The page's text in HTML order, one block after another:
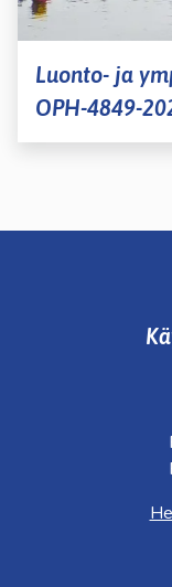
Luonto- ja
OPH-4849-